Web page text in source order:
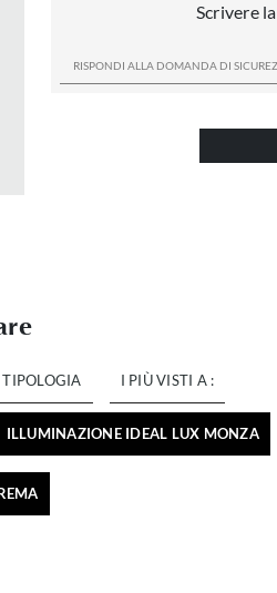
Scrivere
TIPOLOGIA I PIÙ VISTI A :
ILLUMINAZIONE IDEAL LUX MONZA